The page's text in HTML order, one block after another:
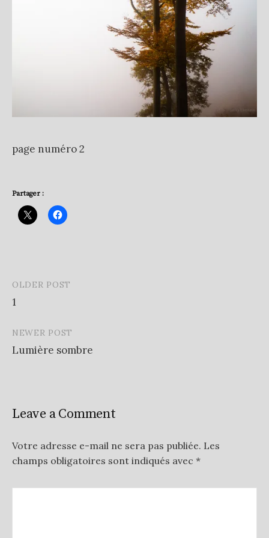
page numéro 2
Partager :
Post
navigation
OLDER POST
1
NEWER POST
Lumière sombre
Leave a Comment
Votre adresse e-mail ne sera pas publiée. Les
champs obligatoires sont indiqués avec *